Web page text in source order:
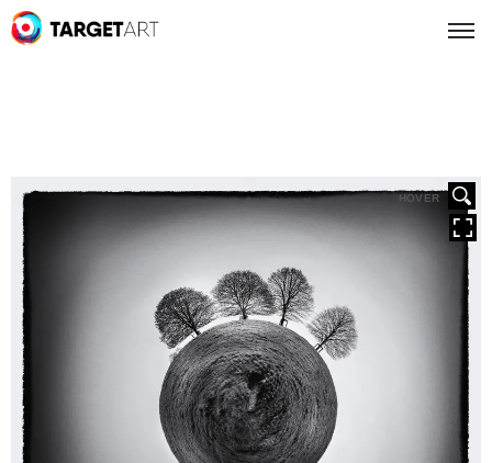
HOVER